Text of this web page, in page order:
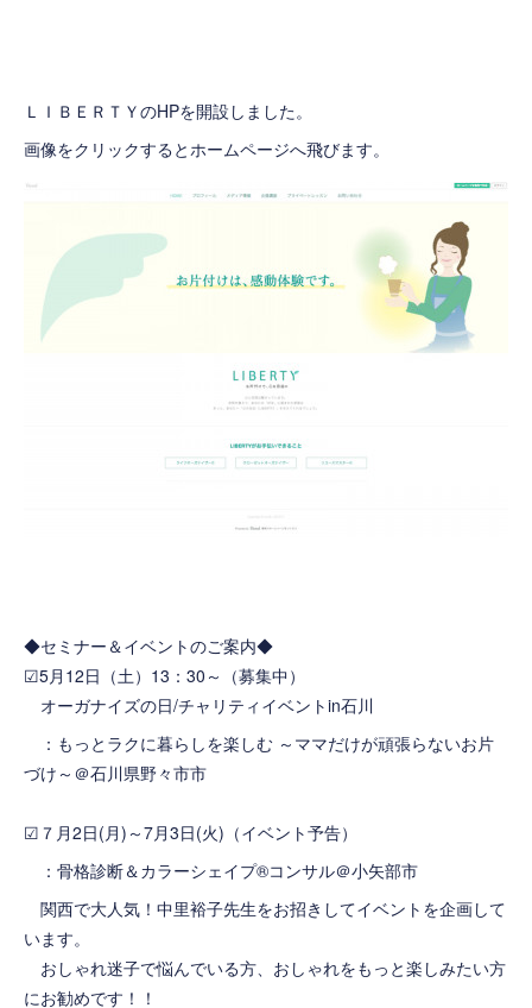
ＬＩＢＥＲＴＹのHPを開設しました。
画像をクリックするとホームページへ飛びます。
◆セミナー＆イベントのご案内◆
☑5月12日（土）13：30～（募集中）
オーガナイズの日/チャリティイベントin石川
： もっとラクに暮らしを楽しむ ～ママだけが頑張らないお片
づけ～＠石川県野々市市
☑７月2日(月)～7月3日(火)（イベント予告）
：骨格診断＆カラーシェイプ®コンサル＠小矢部市
関西で大人気！ 中里裕子先生をお招きしてイベントを企画して
います。
おしゃれ迷子で悩んでいる方、おしゃれをもっと楽しみたい方
にお勧めです！！